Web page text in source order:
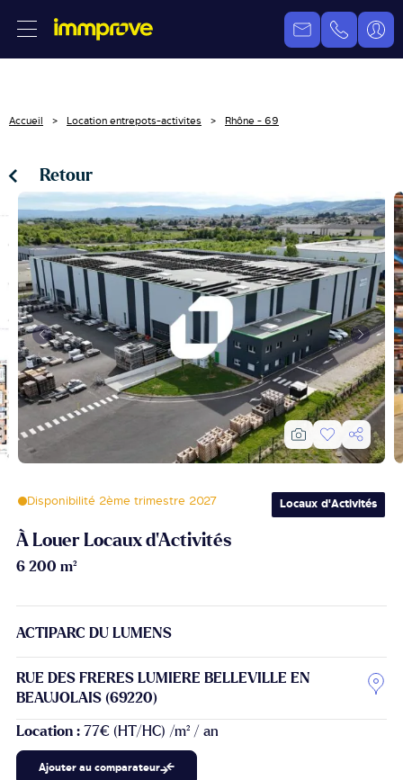
Accueil Location entrepots-activites Rhône - 69
Retour
Disponibilité 2ème trimestre 2027 Locaux d'Activités
À Louer Locaux d'Activités
6 200 m²
ACTIPARC DU LUMENS
RUE DES FRERES LUMIERE BELLEVILLE EN
BEAUJOLAIS (69220)
Location : 77€ (HT/HC) /m² / an
Ajouter au comparateur